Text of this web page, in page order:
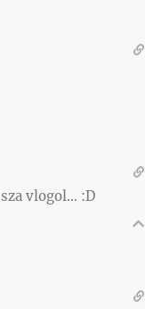
vlogol… :D